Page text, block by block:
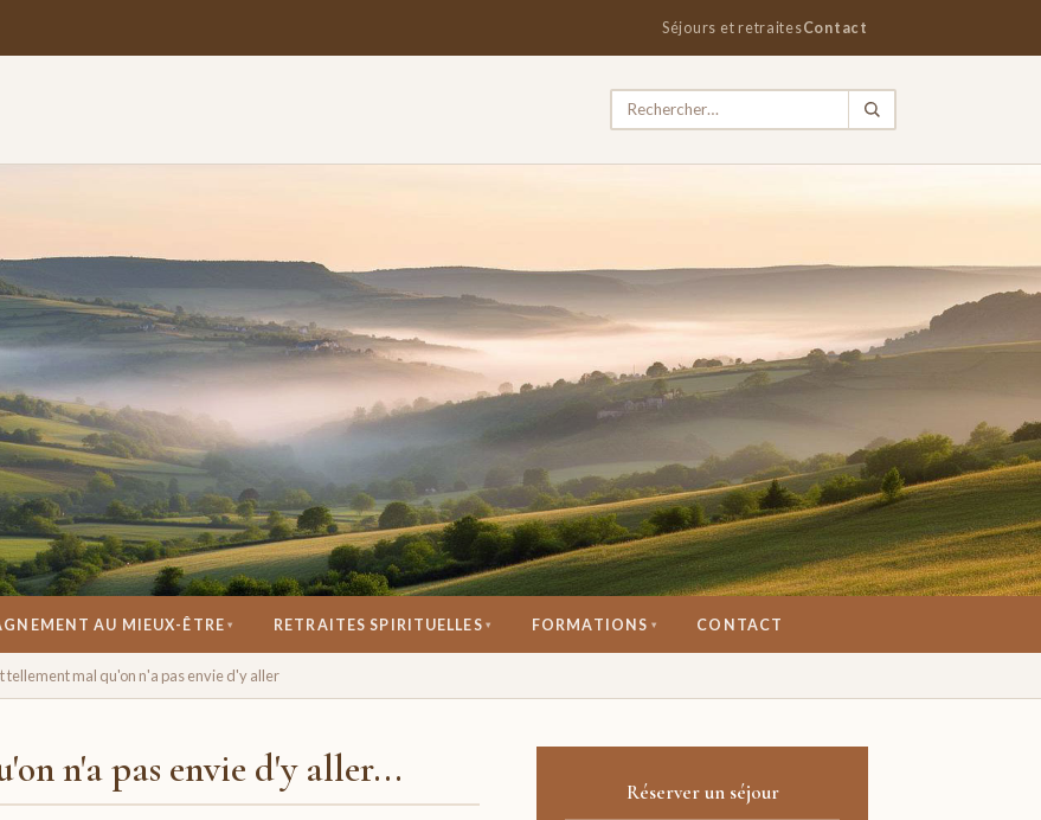
Séjours et retraitesContact
réconcilier avec soi.
AU MIEUX-ÊTRE ▾ RETRAITES SPIRITUELLES ▾ FORMATIONS ▾ CONTACT
tellement mal qu'on n'a pas envie d'y aller
n'a pas envie d'y aller...
Réserver un séjour